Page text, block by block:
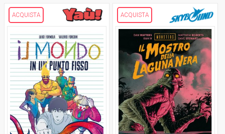
ACQUISTA ACQUISTA